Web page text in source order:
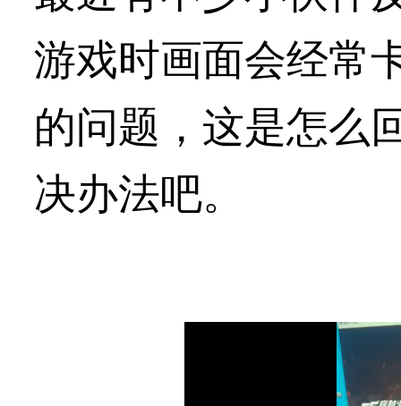
游戏时画面会经常
的问题，这是怎么
决办法吧。